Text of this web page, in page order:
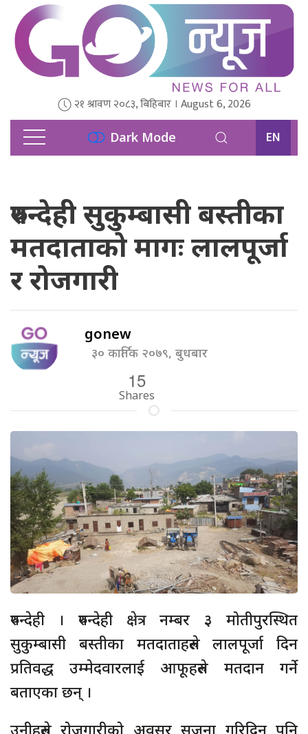
२१ श्रावण २०८३, बिहिबार । August 6, 2026
Dark Mode EN
रुपन्देही सुकुम्बासी बस्तीका
मतदाताको मागः लालपूर्जा
र रोजगारी
gonew
३० कार्तिक २०७९, बुधबार
15
Shares
रुपन्देही । रुपन्देही क्षेत्र नम्बर ३ मोतीपुरस्थित
सुकुम्बासी बस्तीका मतदाताहरुले लालपूर्जा दिन
प्रतिवद्ध उम्मेदवारलाई आफूहरुले मतदान गर्ने
बताएका छन् ।
उनीहरुले रोजगारीको अवसर सृजना गरिदिन पनि